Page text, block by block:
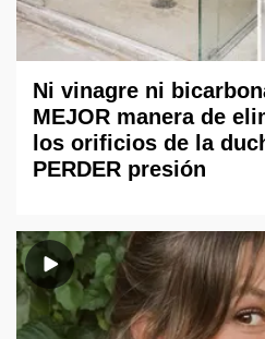
Ni vinagre ni
MEJOR manera de
los orificios de la
PERDER presión